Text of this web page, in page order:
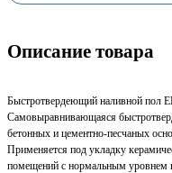
Описание товара
Быстротвердеющий наливной пол
Самовыравнивающаяся
бетонных и цементно-песчаных
Применяется под укладку
помещений с нормальным уровнем